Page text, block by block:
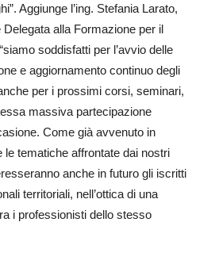
Aggiunge l’ing. Stefania Larato,
Delegata alla Formazione per il
soddisfatti per l’avvio delle
e aggiornamento continuo degli
per i prossimi corsi, seminari,
massiva partecipazione
Come già avvenuto in
tematiche affrontate dai nostri
anche in futuro gli iscritti
territoriali, nell’ottica di una
i professionisti dello stesso